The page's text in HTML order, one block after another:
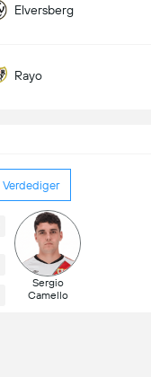
Elversberg
Rayo
Verdediger
Sergio
Camello